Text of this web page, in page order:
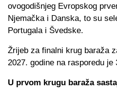
ovogodišnjeg Evropskog
Njemačka i Danska, to su
Portugala i Švedske.
Žrijeb za finalni krug baraža
2027. godine na rasporedu je
U prvom krugu baraža